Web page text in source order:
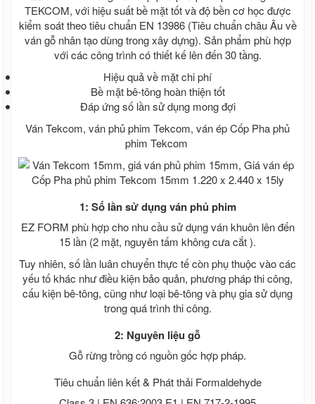
ván cốp pha 2021
Giá cốp pha màu cam, Giá cốp pha xây
dựng, Ván coppha màu cam
Ván ép phủ keo, Ván cốp pha phủ keo,
Ván coppha phủ keo
Ván coppha Mỹ Anh, Ván cốp pha chất
lượng, Giá ván coppha Mỹ Anh
Ván coppha đỏ 4m, Ván cốp pha đen,
Ván Coppha Mỹ Anh, Ván Bình Minh, Ván
coppha Thanh Mai
Ván Coppha Thanh Mai, Ván cốp pha
chất lượng
Ván coppha Bình Minh, Bảng báo giá ván
Tôn đổ sàn - Tôn sàn deck
Giá tôn đổ sàn bê tông H 75 W 900 - Tôn
sàn deck giá rẻ nhất Miền Nam
Giá tôn đổ sàn be tông - Tôn đổ sàn giá
rẻ - Bảng giá tôn sàn deck
Giá tôn đổ sàn bê tông H 50 W 1000 -
Tôn sàn deck giá rẻ nhất Miền Nam
Lưới B40 , Rào lưới, Kẽm gai
Lưới B40 bọc nhựa
Lưới B40 Nam Định
Kẽm gai , rào lưới kẽm gai giá rẻ
Kẽm lam , rào lưới kẽm lam giá rẻ
Tấm xi măng vân gỗ Conwood
TEKCOM, với hiệu suất bề mặt tốt và độ bền cơ học được
kiểm soát theo tiêu chuẩn EN 13986 (Tiêu chuẩn châu Âu về
ván gỗ nhân tạo dùng trong xây dựng). Sản phẩm phù hợp
với các công trình có thiết kế lên đến 30 tầng.
Hiệu quả về mặt chi phí
Bề mặt bê-tông hoàn thiện tốt
Đáp ứng số lần sử dụng mong đợi
Ván Tekcom, ván phủ phim Tekcom, ván ép Cốp Pha phủ
phim Tekcom
1: Số lần sử dụng ván phủ phim
EZ FORM phù hợp cho nhu cầu sử dụng ván khuôn lên đến
15 lần (2 mặt, nguyên tấm không cưa cắt ).
Tuy nhiên, số lần luân chuyển thực tế còn phụ thuộc vào các
yếu tố khác như điều kiện bảo quản, phương pháp thi công,
cấu kiện bê-tông, cũng như loại bê-tông và phụ gia sử dụng
trong quá trình thi công.
2: Nguyên liệu gỗ
Gỗ rừng trồng có nguồn gốc hợp pháp.
Tiêu chuẩn liên kết & Phát thải Formaldehyde